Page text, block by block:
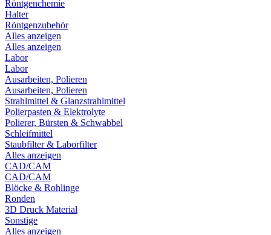
Röntgenchemie
Halter
Röntgenzubehör
Alles anzeigen
Alles anzeigen
Labor
Labor
Ausarbeiten, Polieren
Ausarbeiten, Polieren
Strahlmittel & Glanzstrahlmittel
Polierpasten & Elektrolyte
Polierer, Bürsten & Schwabbel
Schleifmittel
Staubfilter & Laborfilter
Alles anzeigen
CAD/CAM
CAD/CAM
Blöcke & Rohlinge
Ronden
3D Druck Material
Sonstige
Alles anzeigen